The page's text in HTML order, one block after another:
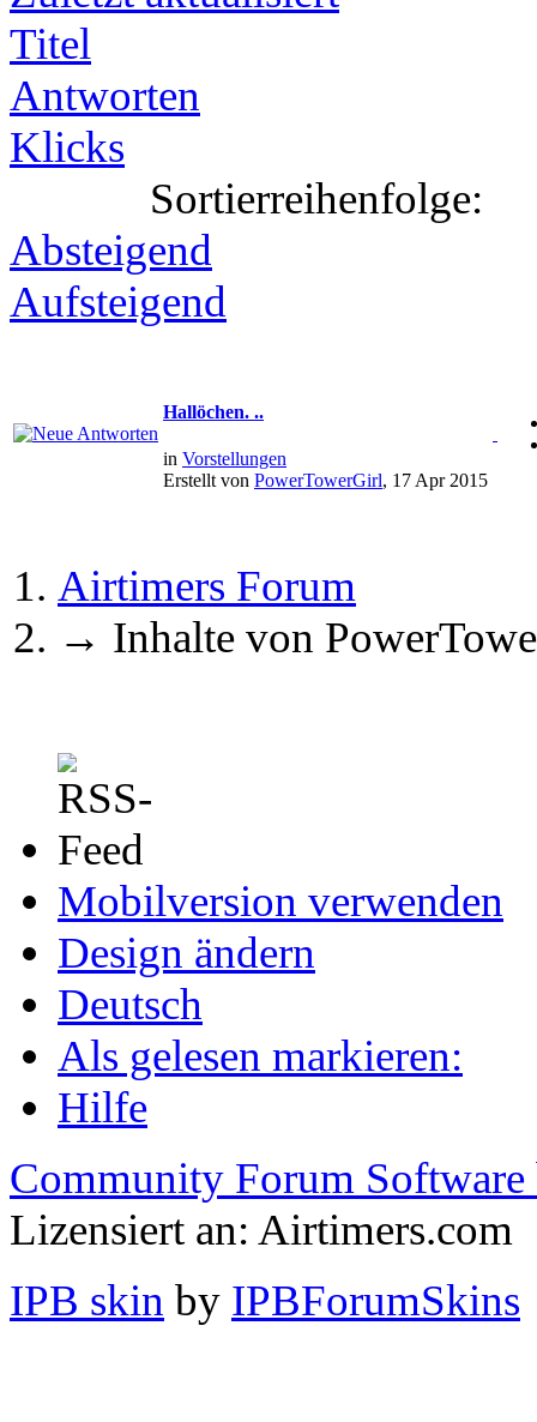
Titel
Antworten
Klicks
Sortierreihenfolge:
Absteigend
Aufsteigend
Hallöchen. ..
in Vorstellungen
Erstellt von PowerTowerGirl, 17 Apr 2015
Airtimers Forum
→ Inhalte von
Mobilversion verwenden
Design ändern
Deutsch
Als gelesen markieren:
Hilfe
Community Forum Software
Lizensiert an: Airtimers.com
IPB skin by IPBForumSkins